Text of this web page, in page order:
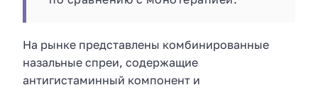
На рынке представлены комбинированные
назальные спреи, содержащие
антигистаминный компонент и